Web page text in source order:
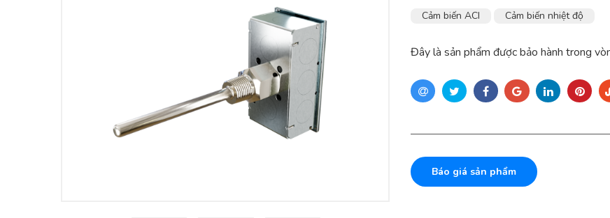
Cảm biến ACI Cảm biến nhiệt độ
Đây là sản phẩm được bảo hành trong
Báo giá sản phẩm